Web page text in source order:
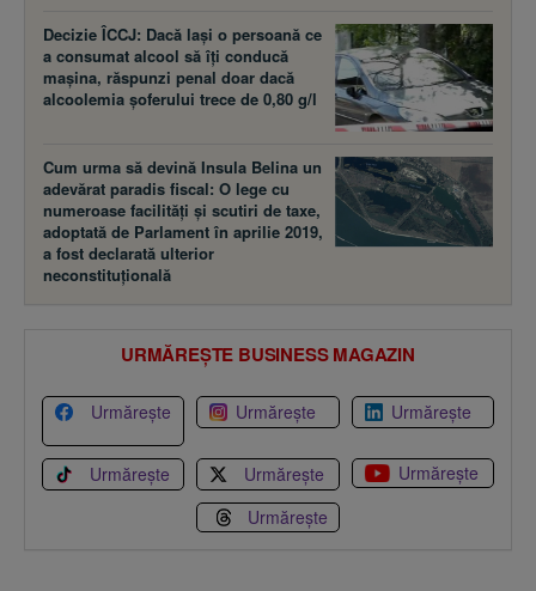
Decizie ÎCCJ: Dacă laşi o persoană ce
a consumat alcool să îţi conducă
maşina, răspunzi penal doar dacă
alcoolemia şoferului trece de 0,80 g/l
Cum urma să devină Insula Belina un
adevărat paradis fiscal: O lege cu
numeroase facilităţi şi scutiri de taxe,
adoptată de Parlament în aprilie 2019,
a fost declarată ulterior
neconstituţională
URMĂREȘTE BUSINESS MAGAZIN
Urmărește Urmărește Urmărește
Urmărește Urmărește
Urmărește
Urmărește